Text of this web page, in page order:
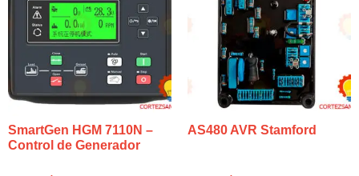
SmartGen HGM 7110N –
Control de Generador
AS480 AVR Stamford